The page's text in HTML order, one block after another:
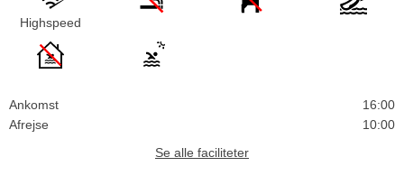
Highspeed
Ankomst
16:00
Afrejse
10:00
Se alle faciliteter